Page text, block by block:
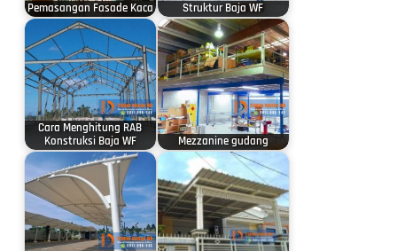
Pemasangan Fasade Kaca Struktur Baja WF
Cara Menghitung RAB
Konstruksi Baja WF
Mezzanine gudang